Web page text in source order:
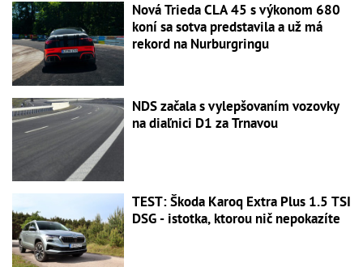
Nová Trieda CLA 45 s výkonom 680
koní sa sotva predstavila a už má
rekord na Nurburgringu
NDS začala s vylepšovaním vozovky
na diaľnici D1 za Trnavou
TEST: Škoda Karoq Extra Plus 1.5 TSI
DSG - istotka, ktorou nič nepokazíte